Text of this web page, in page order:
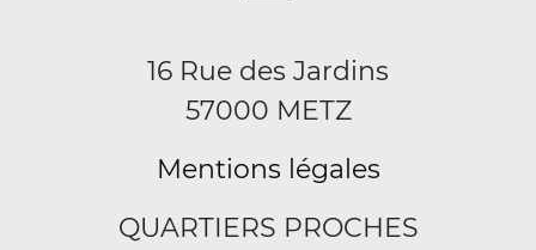
16 Rue des Jardins
57000 METZ
Mentions légales
QUARTIERS PROCHES